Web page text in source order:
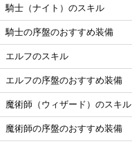
騎士（ナイト）のスキル
騎士の序盤のおすすめ装備
エルフのスキル
エルフの序盤のおすすめ装備
魔術師（ウィザード）のスキル
魔術師の序盤のおすすめ装備